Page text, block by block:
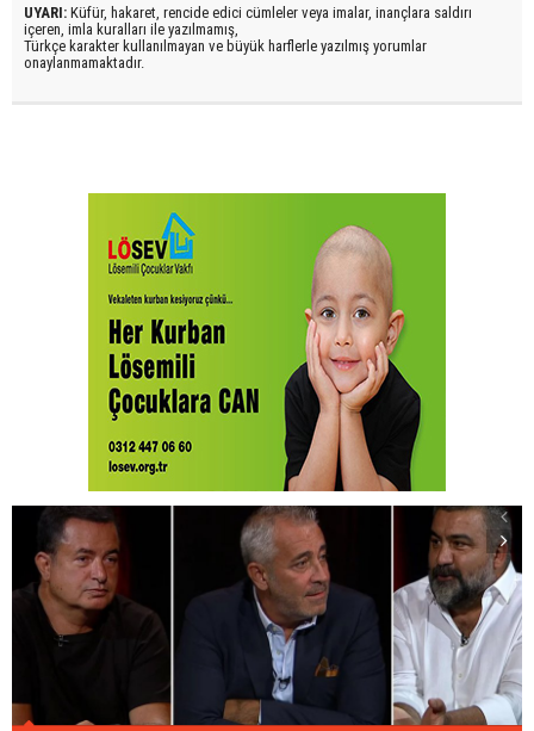
UYARI: Küfür, hakaret, rencide edici cümleler veya imalar, inançlara saldırı
içeren, imla kuralları ile yazılmamış,
Türkçe karakter kullanılmayan ve büyük harflerle yazılmış yorumlar
onaylanmamaktadır.